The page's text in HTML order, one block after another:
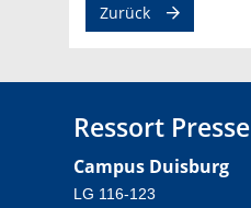
Zurück
Ressort Presse
Campus Duisburg
LG 116-123